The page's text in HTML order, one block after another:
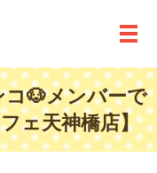
メ
コ🐶メンバーで
ェ天神橋店】